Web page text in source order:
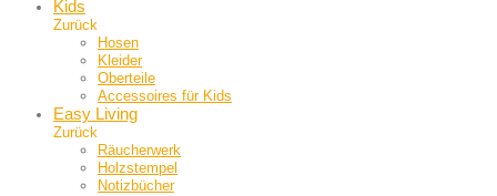
Kids
Zurück
Hosen
Kleider
Oberteile
Accessoires für Kids
Easy Living
Zurück
Räucherwerk
Holzstempel
Notizbücher